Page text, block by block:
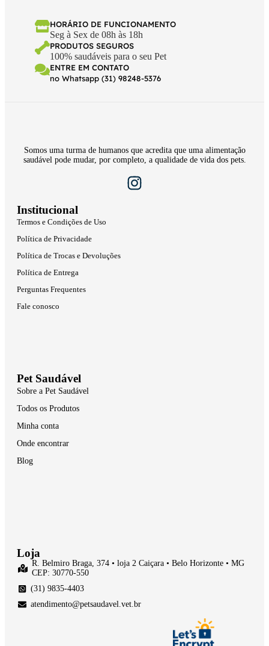
HORÁRIO DE FUNCIONAMENTO
Seg à Sex de 08h às 18h
PRODUTOS SEGUROS
100% saudáveis para o seu Pet
ENTRE EM CONTATO
no Whatsapp (31) 98248-5376
Somos uma turma de humanos que acredita que uma alimentação
saudável pode mudar, por completo, a qualidade de vida dos pets.
Institucional
Termos e Condições de Uso
Política de Privacidade
Política de Trocas e Devoluções
Política de Entrega
Perguntas Frequentes
Fale conosco
Pet Saudável
Sobre a Pet Saudável
Todos os Produtos
Minha conta
Onde encontrar
Blog
Loja
R. Belmiro Braga, 374 • loja 2 Caiçara • Belo Horizonte • MG
CEP: 30770-550
(31) 9835-4403
atendimento@petsaudavel.vet.br